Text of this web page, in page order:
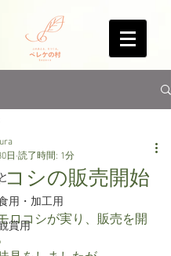
用・加工用
賞用
コシの販売開始
日 読了時間: 1分
ロコシが実り、販売を開